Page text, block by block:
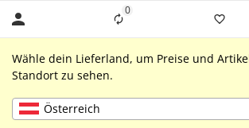
0Liste ist leer
Wähle dein Lieferland, um Preise und
Standort zu sehen.
Österreich